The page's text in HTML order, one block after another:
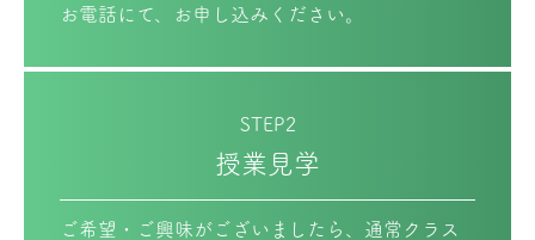
お電話にて、お申し込みください。
STEP2
授業見学
ご希望・ご興味がございましたら、通常クラス